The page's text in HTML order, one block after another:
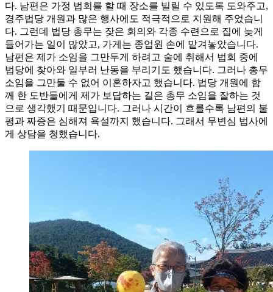
다. 남편은 가정 법회를 할 때 장소를 빌릴 수 있도록 도와주고,
경주법당 개원과 많은 행사에도 적극적으로 지원해 주었습니
다. 그런데 법당 총무는 잦은 회의와 각종 수련으로 집에 늦게
들어가는 일이 많았고, 가게는 종업원 손에 맡겨놓았습니다.
남편은 제가 소임을 그만두게 하려고 술에 취해서 법회 중에
법당에 찾아와 일부러 난동을 부리기도 했습니다. 그러나 총무
소임을 그만둘 수 없어 이혼하자고 했습니다. 법당 개원에 함
께 한 도반들에게 제가 보답하는 길은 총무 소임을 잘하는 것
으로 생각했기 때문입니다. 그러나 시간이 흐를수록 남편의 불
평과 짜증은 심해져 욕설까지 했습니다. 그래서 무변심 법사에
게 상담을 청했습니다.